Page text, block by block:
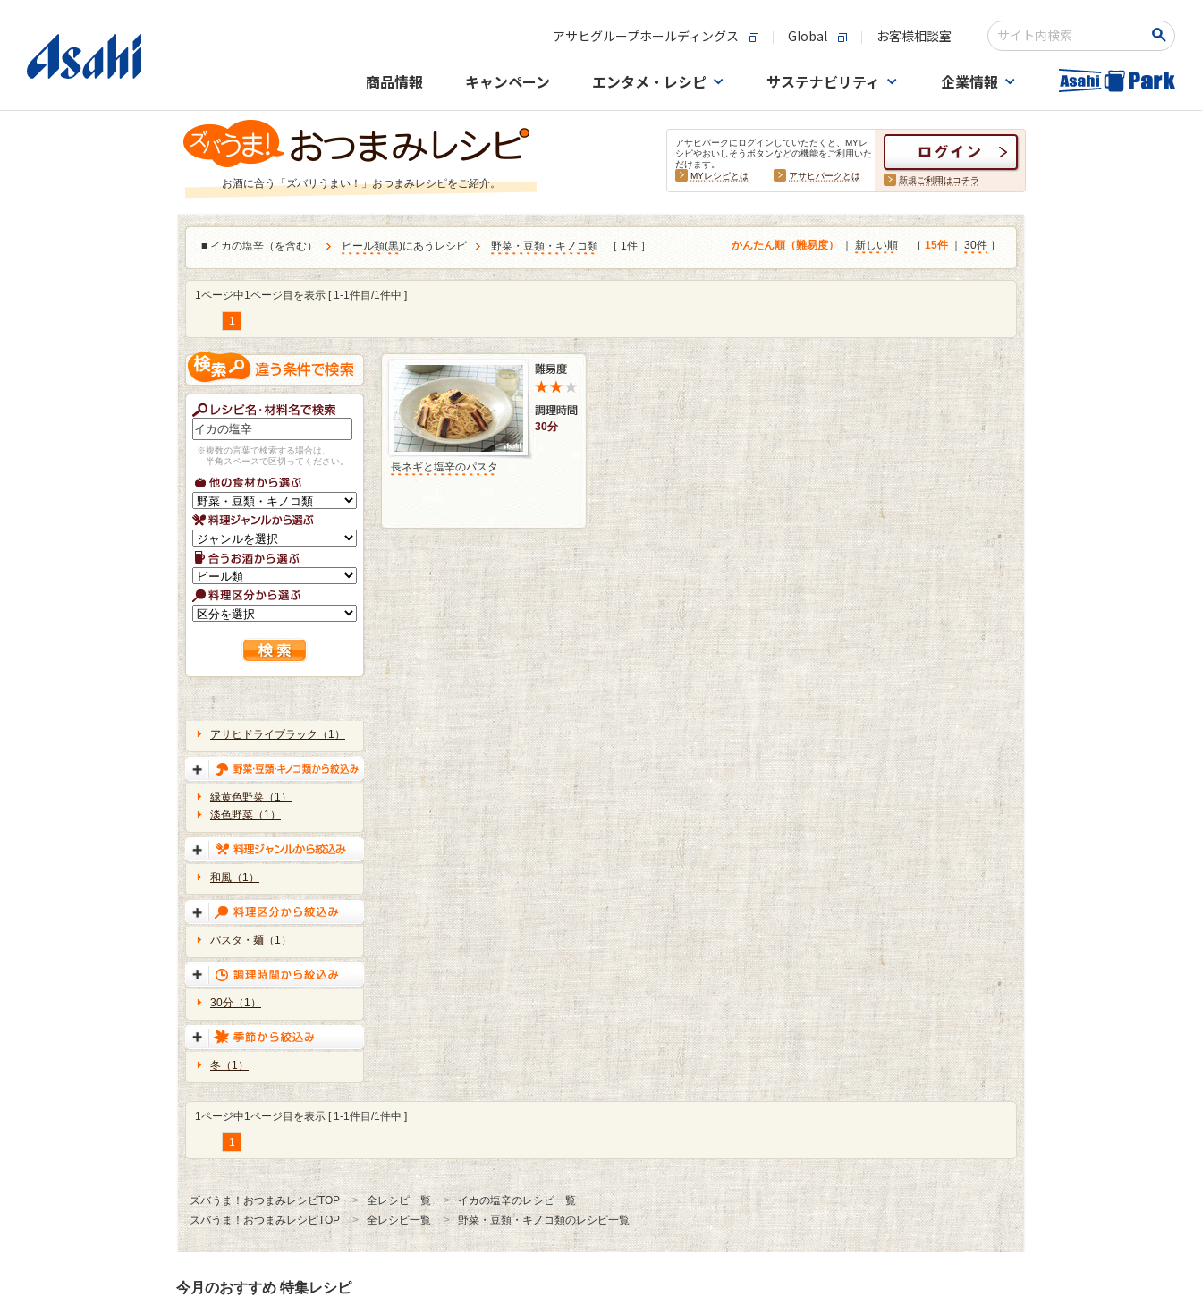
アサヒグループホールディングス Global お客様相談室
検索キーワード入力
商品情報 キャンペーン エンタメ・レシピ サステナビリティ 企業情報
お酒に合う「ズバリうまい！」おつまみレシピをご紹介。
アサヒパークにログインしていただくと、MYレ
シピやおいしそうボタンなどの機能をご利用いた
だけます。
MYレシピとは
アサヒパークとは 新規ご利用はコチラ
■ イカの塩辛（を含む） ビール類(黒)にあうレシピ 野菜・豆類・キノコ類 ［ 1件 ］ かんたん順（難易度） 新しい順 ［ 15件｜ 30件 ］
1ページ中1ページ目を表示 [ 1-1件目/1件中 ]
1
※複数の言葉で検索する場合は、
半角スペースで区切ってください。
アサヒドライブラック（1）
緑黄色野菜（1）
淡色野菜（1）
和風（1）
パスタ・麺（1）
30分（1）
冬（1）
30分
長ネギと塩辛のパスタ
1ページ中1ページ目を表示 [ 1-1件目/1件中 ]
1
ズバうま！おつまみレシピTOP 全レシピ一覧
イカの塩辛のレシピ一覧
ズバうま！おつまみレシピTOP
全レシピ一覧 野菜・豆類・キノコ類のレシピ一覧
今月のおすすめ 特集レシピ